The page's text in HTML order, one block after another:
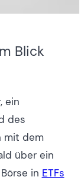
Blick
ein
des
mit dem
über ein
in ETFs